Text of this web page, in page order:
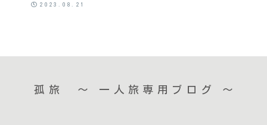
2023.08.21
孤旅 〜 一人旅専用ブログ ～